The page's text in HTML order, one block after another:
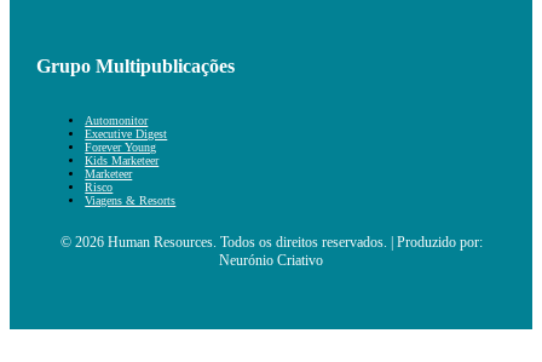
Grupo Multipublicações
Automonitor
Executive Digest
Forever Young
Kids Marketeer
Marketeer
Risco
Viagens & Resorts
© 2026 Human Resources. Todos os direitos reservados. | Produzido por:
Neurónio Criativo